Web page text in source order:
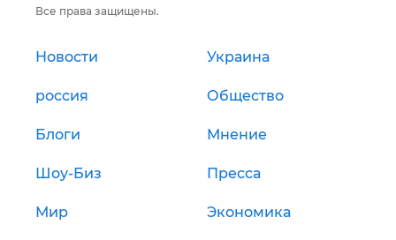
Все права защищены.
Новости Украина
россия Общество
Блоги Мнение
Шоу-Биз Пресса
Мир Экономика